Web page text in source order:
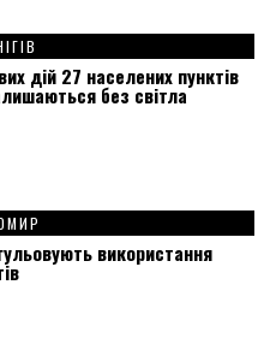
дій 27 населених пунктів
без світла
використання